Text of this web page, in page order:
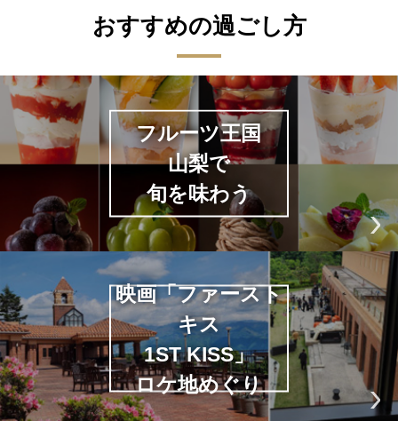
おすすめの過ごし方
フルーツ王国
山梨で
旬を味わう
映画「ファースト
キス
1ST KISS」
ロケ地めぐり